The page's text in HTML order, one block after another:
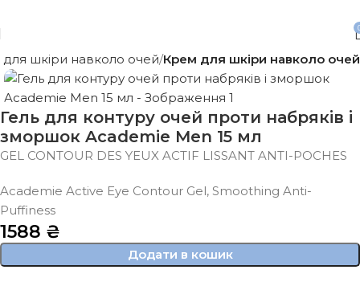
шкіри навколо очей Крем для шкіри навколо очей
Гель для контуру очей проти набряків і
зморшок Academie Men 15 мл
GEL CONTOUR DES YEUX ACTIF LISSANT ANTI-POCHES
Academie Active Eye Contour Gel, Smoothing Anti-
Puffiness
1588 ₴
Додати в кошик